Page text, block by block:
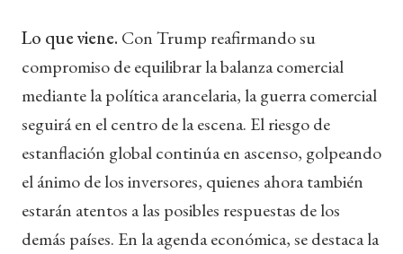
Lo que viene. Con Trump reafirmando su
compromiso de equilibrar la balanza comercial
mediante la política arancelaria, la guerra comercial
seguirá en el centro de la escena. El riesgo de
estanflación global continúa en ascenso, golpeando
el ánimo de los inversores, quienes ahora también
estarán atentos a las posibles respuestas de los
demás países. En la agenda económica, se destaca la